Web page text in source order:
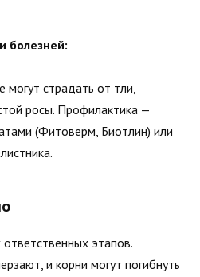
болезней:
могут страдать от тли,
росы. Профилактика —
(Фитоверм, Биотлин) или
этапов.
и корни могут погибнуть